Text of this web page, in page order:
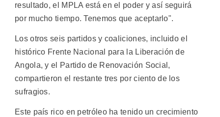
resultado, el MPLA está en el poder y así seguirá
por mucho tiempo. Tenemos que aceptarlo".
Los otros seis partidos y coaliciones, incluido el
histórico Frente Nacional para la Liberación de
Angola, y el Partido de Renovación Social,
compartieron el restante tres por ciento de los
sufragios.
Este país rico en petróleo ha tenido un crecimiento